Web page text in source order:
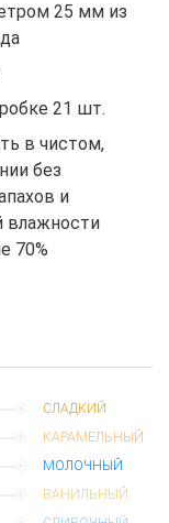
25 мм из
21 шт.
в чистом,
без
и
влажности
70%
СЛАДКИЙ
КАРАМЕЛЬНЫЙ
МОЛОЧНЫЙ
ВАНИЛЬНЫЙ